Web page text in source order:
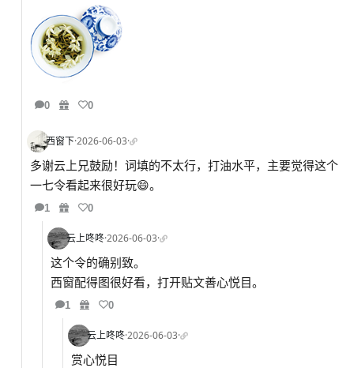
0 0
西窗下·2026-06-03·
多谢云上兄鼓励！词填的不太行，打油水平，主要觉得这个
一七令看起来很好玩😄。
1 0
云上咚咚·2026-06-03·
这个令的确别致。
西窗配得图很好看，打开贴文善心悦目。
1 0
云上咚咚·2026-06-03·
赏心悦目